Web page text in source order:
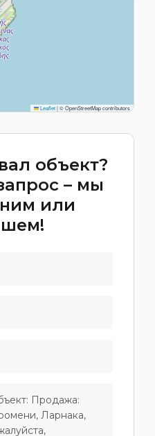
Leaflet|© OpenStreetMap contributors
объект?
– мы
или